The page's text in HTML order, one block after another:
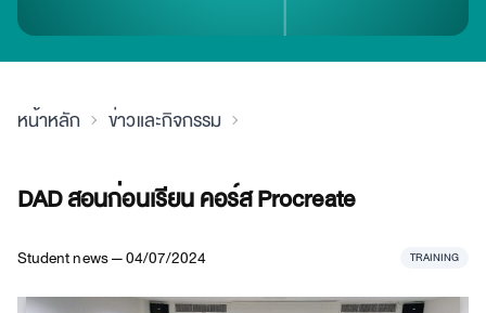
หน้าหลัก ข่าวและกิจกรรม
DAD สอนก่อนเรียน คอร์ส Procreate
Student news — 04/07/2024 TRAINING